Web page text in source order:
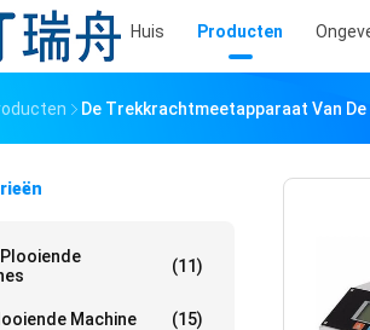
Huis Producten
De Trekkrachtmeetapparaat Van
(11)
Machine (15)